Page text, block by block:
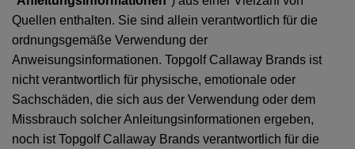
Quellen enthalten. Sie sind allein verantwortlich für die
ordnungsgemäße Verwendung der
Anweisungsinformationen. Topgolf Callaway Brands ist
nicht verantwortlich für physische, emotionale oder
Sachschäden, die sich aus der Verwendung oder dem
Missbrauch solcher Anleitungsinformationen ergeben,
noch ist Topgolf Callaway Brands verantwortlich für die